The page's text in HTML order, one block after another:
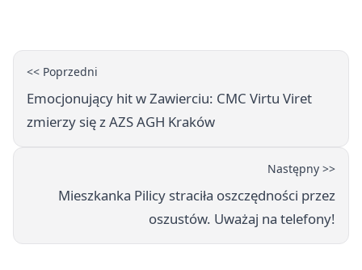
<< Poprzedni
Emocjonujący hit w Zawierciu: CMC Virtu Viret
zmierzy się z AZS AGH Kraków
Następny >>
Mieszkanka Pilicy straciła oszczędności przez
oszustów. Uważaj na telefony!